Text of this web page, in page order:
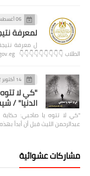
06 أغسطس 2022
لمعرفة نتيجة
الطلاب 👇👇👇👇👇👇👇👇👇 https://g12.emis.gov.eg/ وال…
14 أكتوبر 2022
"كي لا
الدنيا" /
"كي لا تتوه يا صاحبي: حكاية
عبدالرحمن الليث قبل أن أبدأ بهذه
مشاركات عشوائية